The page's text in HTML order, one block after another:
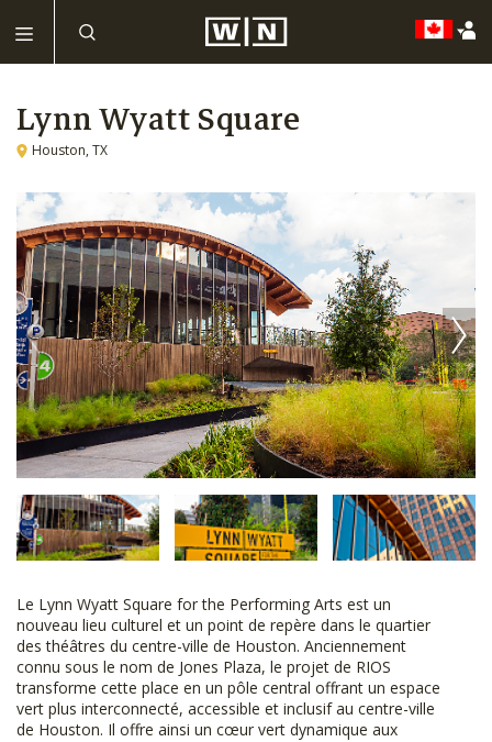
Lynn Wyatt Square
Houston, TX
Le Lynn Wyatt Square for the Performing Arts est un
nouveau lieu culturel et un point de repère dans le quartier
des théâtres du centre-ville de Houston. Anciennement
connu sous le nom de Jones Plaza, le projet de RIOS
transforme cette place en un pôle central offrant un espace
vert plus interconnecté, accessible et inclusif au centre-ville
de Houston. Il offre ainsi un cœur vert dynamique aux